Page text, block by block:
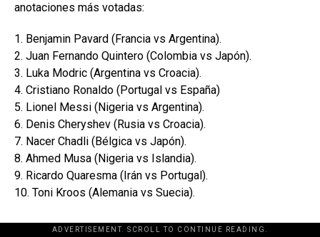
anotaciones más votadas:
1. Benjamin Pavard (Francia vs Argentina).
2. Juan Fernando Quintero (Colombia vs Japón).
3. Luka Modric (Argentina vs Croacia).
4. Cristiano Ronaldo (Portugal vs España)
5. Lionel Messi (Nigeria vs Argentina).
6. Denis Cheryshev (Rusia vs Croacia).
7. Nacer Chadli (Bélgica vs Japón).
8. Ahmed Musa (Nigeria vs Islandia).
9. Ricardo Quaresma (Irán vs Portugal).
10. Toni Kroos (Alemania vs Suecia).
ADVERTISEMENT. SCROLL TO CONTINUE READING.